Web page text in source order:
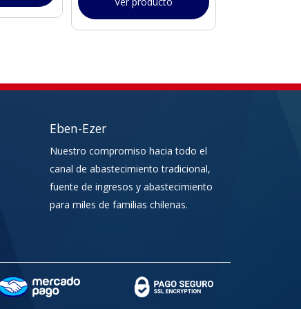
Eben-Ezer
Nuestro compromiso hacia todo el
canal de abastecimiento tradicional,
fuente de ingresos y abastecimiento
para miles de familias chilenas.